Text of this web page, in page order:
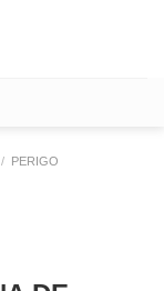
/ PERIGO